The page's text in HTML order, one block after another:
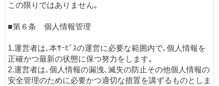
この限りではありません｡
■第６条 個人情報管理
1.運営者は､本ｻｰﾋﾞｽの運営に必要な範囲内で､個人情報を
正確かつ最新の状態に保つ努力をします｡
2.運営者は､個人情報の漏洩､滅失の防止その他個人情報の
安全管理のために必要かつ適切な措置を講ずるものとしま